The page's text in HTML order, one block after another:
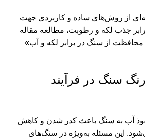
از روش‌های ساده و کاربردی جهت
جذب لکه و رطوبت، مطالعه مقاله
از سنگ در برابر لکه و آب»
سنگ در فرآیند
نفوذ آب به سنگ باعث کدر شدن و کاهش
این مسئله به‌ویژه در سنگ‌های